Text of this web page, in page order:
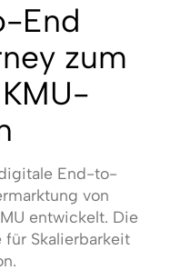
End
zum
End-to-
von
entwickelt. Die
Skalierbarkeit